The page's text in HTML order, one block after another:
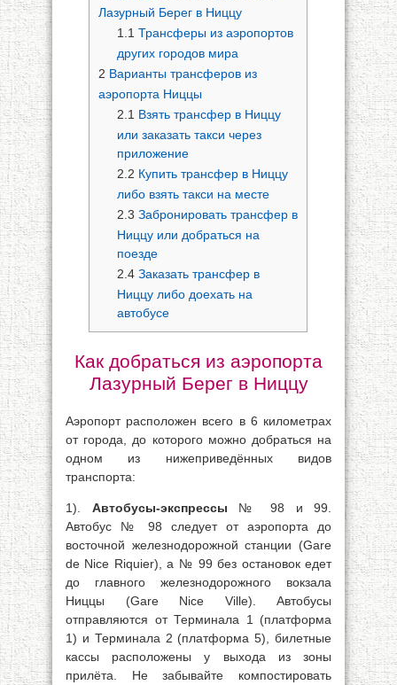
Лазурный Берег в Ниццу
1.1 Трансферы из аэропортов
других городов мира
2 Варианты трансферов из
аэропорта Ниццы
2.1 Взять трансфер в Ниццу
или заказать такси через
приложение
2.2 Купить трансфер в Ниццу
либо взять такси на месте
2.3 Забронировать трансфер в
Ниццу или добраться на
поезде
2.4 Заказать трансфер в
Ниццу либо доехать на
автобусе
Как добраться из аэропорта
Лазурный Берег в Ниццу
Аэропорт расположен всего в 6 километрах
от города, до которого можно добраться на
одном из нижеприведённых видов
транспорта:
1). Автобусы-экспрессы № 98 и 99.
Автобус № 98 следует от аэропорта до
восточной железнодорожной станции (Gare
de Nice Riquier), а № 99 без остановок едет
до главного железнодорожного вокзала
Ниццы (Gare Nice Ville). Автобусы
отправляются от Терминала 1 (платформа
1) и Терминала 2 (платформа 5), билетные
кассы расположены у выхода из зоны
прилёта. Не забывайте компостировать